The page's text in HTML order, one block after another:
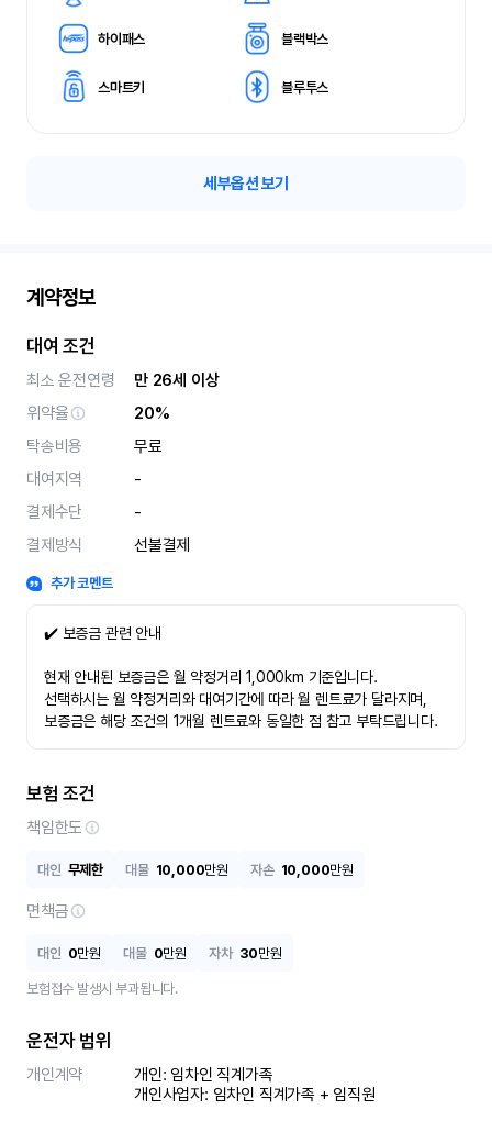
하이패스 블랙박스
스마트키 블루투스
세부옵션 보기
계약정보
대여 조건
최소 운전연령
만 26세 이상
위약율
20%
탁송비용
무료
대여지역
-
결제수단
-
결제방식
선불결제
추가 코멘트
✔️ 보증금 관련 안내
현재 안내된 보증금은 월 약정거리 1,000km 기준입니다.
선택하시는 월 약정거리와 대여기간에 따라 월 렌트료가 달라지며,
보증금은 해당 조건의 1개월 렌트료와 동일한 점 참고 부탁드립니다.
보험 조건
책임한도
대인 무제한 대물 10,000만원 자손 10,000만원
면책금
대인 0만원 대물 0만원 자차 30만원
보험접수 발생시 부과됩니다.
운전자 범위
개인계약
개인: 임차인 직계가족
개인사업자: 임차인 직계가족 + 임직원